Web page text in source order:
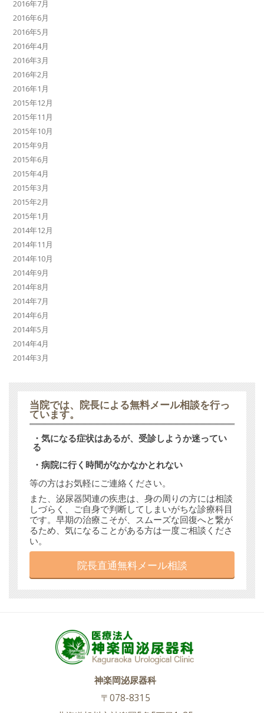
2016年7月
2016年6月
2016年5月
2016年4月
2016年3月
2016年2月
2016年1月
2015年12月
2015年11月
2015年10月
2015年9月
2015年6月
2015年4月
2015年3月
2015年2月
2015年1月
2014年12月
2014年11月
2014年10月
2014年9月
2014年8月
2014年7月
2014年6月
2014年5月
2014年4月
2014年3月
当院では、 院長による無料メール相談を行っ
ています。
・気になる症状はあるが、受診しようか迷ってい
る
・病院に行く時間がなかなかとれない
等の方はお気軽にご連絡ください。
また、泌尿器関連の疾患は、身の周りの方には相談
しづらく、ご自身で判断してしまいがちな診療科目
です。早期の治療こそが、スムーズな回復へと繋が
るため、気になることがある方は一度ご相談くださ
い。
院長直通無料メール相談
神楽岡泌尿器科
〒078-8315